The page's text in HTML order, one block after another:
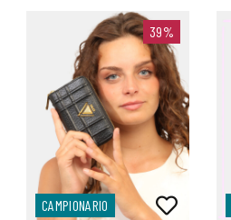
39%
CAMPIONARIO